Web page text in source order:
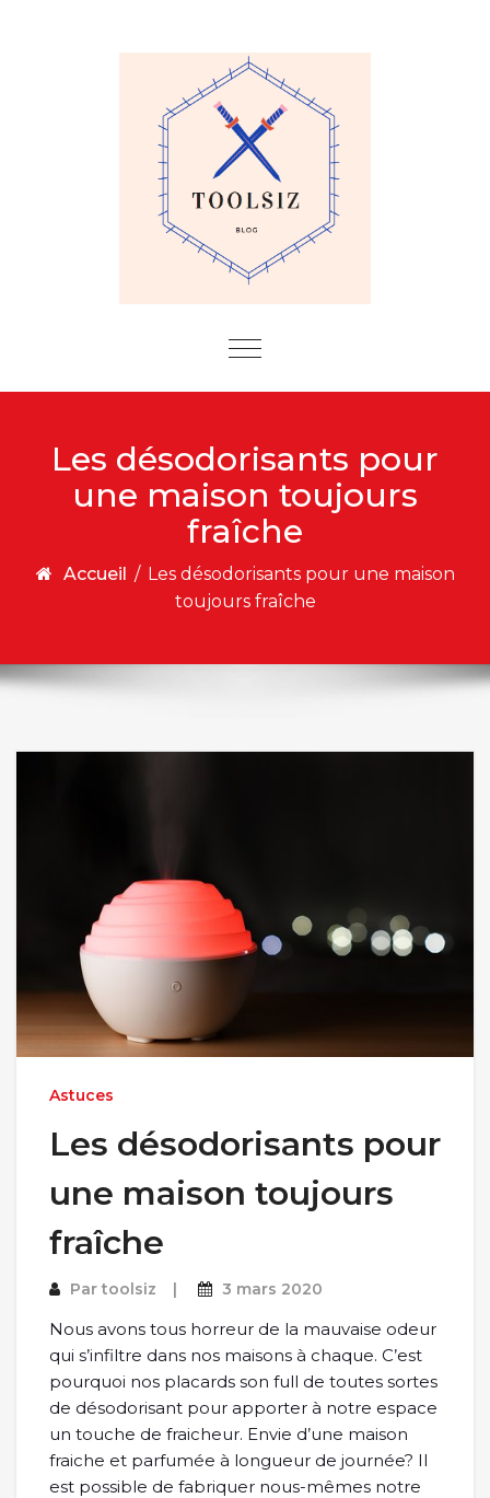
Toggle
Les désodorisants pour
une maison toujours
fraîche
Accueil / Les désodorisants pour une maison
toujours fraîche
Astuces
Les désodorisants pour
une maison toujours
fraîche
Partoolsiz 3 mars 2020
Nous avons tous horreur de la mauvaise odeur
qui s’infiltre dans nos maisons à chaque. C’est
pourquoi nos placards son full de toutes sortes
de désodorisant pour apporter à notre espace
un touche de fraicheur. Envie d’une maison
fraiche et parfumée à longueur de journée? Il
est possible de fabriquer nous-mêmes notre